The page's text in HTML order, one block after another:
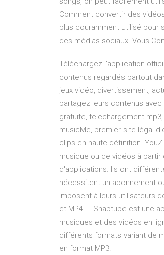
Comment convertir des
plus couramment utilisé pour
des médias sociaux. Vous
Téléchargez l'application
contenus regardés partout
jeux vidéo, divertissement,
partagez leurs contenus
gratuite, telechargement
musicMe, premier site légal
clips en haute définition.
musique ou de vidéos à
d'applications. Ils ont
nécessitent un abonnement
imposent à leurs utilisateurs
et MP4 ... Snaptube est une
musiques et des vidéos en
différents formats variant de
en format MP3.